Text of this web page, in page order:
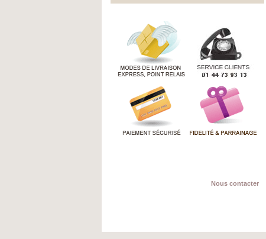
Nous contacter